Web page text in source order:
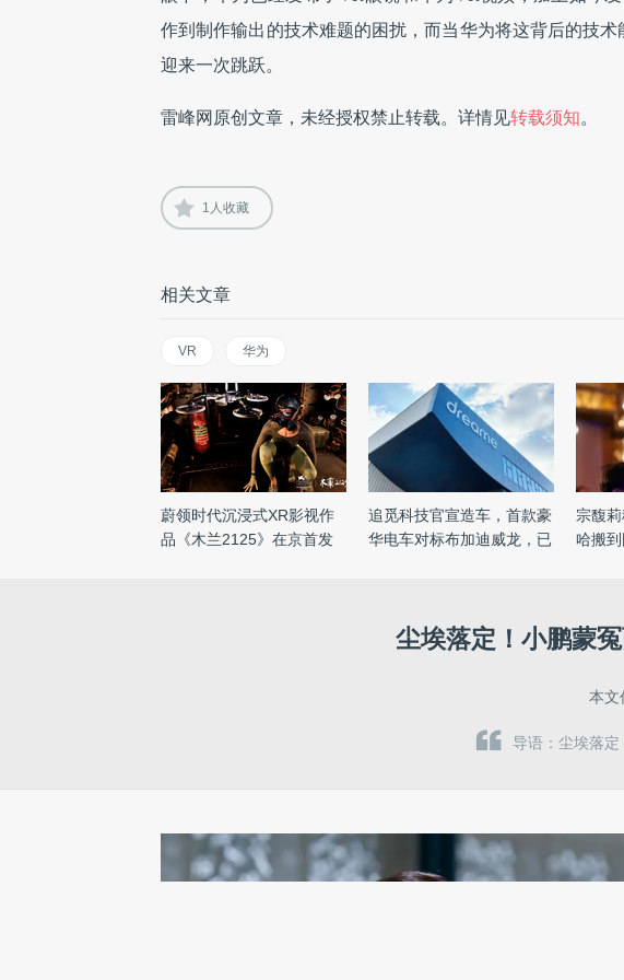
作到制作输出的技术难题的困扰，而当华为将这背后的技
迎来一次跳跃。
雷峰网原创文章，未经授权禁止转载。详情见转载须知。
1 人收藏
相关文章
VR 华为
蔚领时代沉浸式XR影视作
品《木兰2125》在京首发
追觅科技官宣造车，首款豪
华电车对标布加迪威龙，已
宗馥
哈搬
尘埃落定！小鹏蒙
本文
导语：尘埃落